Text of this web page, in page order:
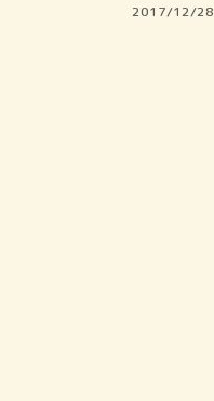
2017/12/28